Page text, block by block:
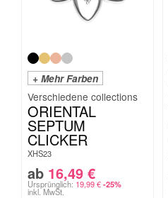
+ Mehr Farben
ORIENTAL
SEPTUM
CLICKER
XHS23
ab 16,49 €
Ursprünglich: 19,99€ -25%
inkl. MwSt.